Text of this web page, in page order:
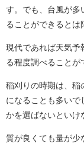
す。でも、台風が多
ることができるとは
現代であれば天気予
る程度調べることが
稲刈りの時期は、稲
になることも多いで
かを選ばないといけ
質が良くても量が少